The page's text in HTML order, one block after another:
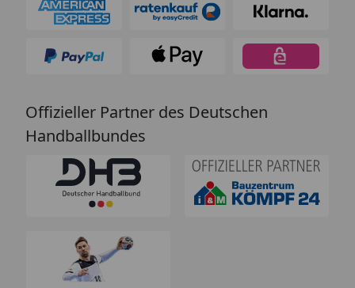
Offizieller Partner des Deutschen
Handballbundes